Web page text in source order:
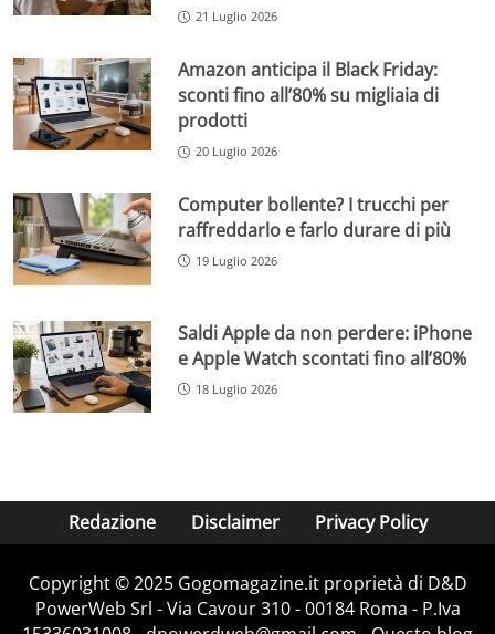
21 Luglio 2026
Amazon anticipa il Black Friday:
sconti fino all’80% su migliaia di
prodotti
20 Luglio 2026
Computer bollente? I trucchi per
raffreddarlo e farlo durare di più
19 Luglio 2026
Saldi Apple da non perdere: iPhone
e Apple Watch scontati fino all’80%
18 Luglio 2026
Redazione Disclaimer Privacy Policy
Copyright © 2025 Gogomagazine.it proprietà di D&D
PowerWeb Srl - Via Cavour 310 - 00184 Roma - P.Iva